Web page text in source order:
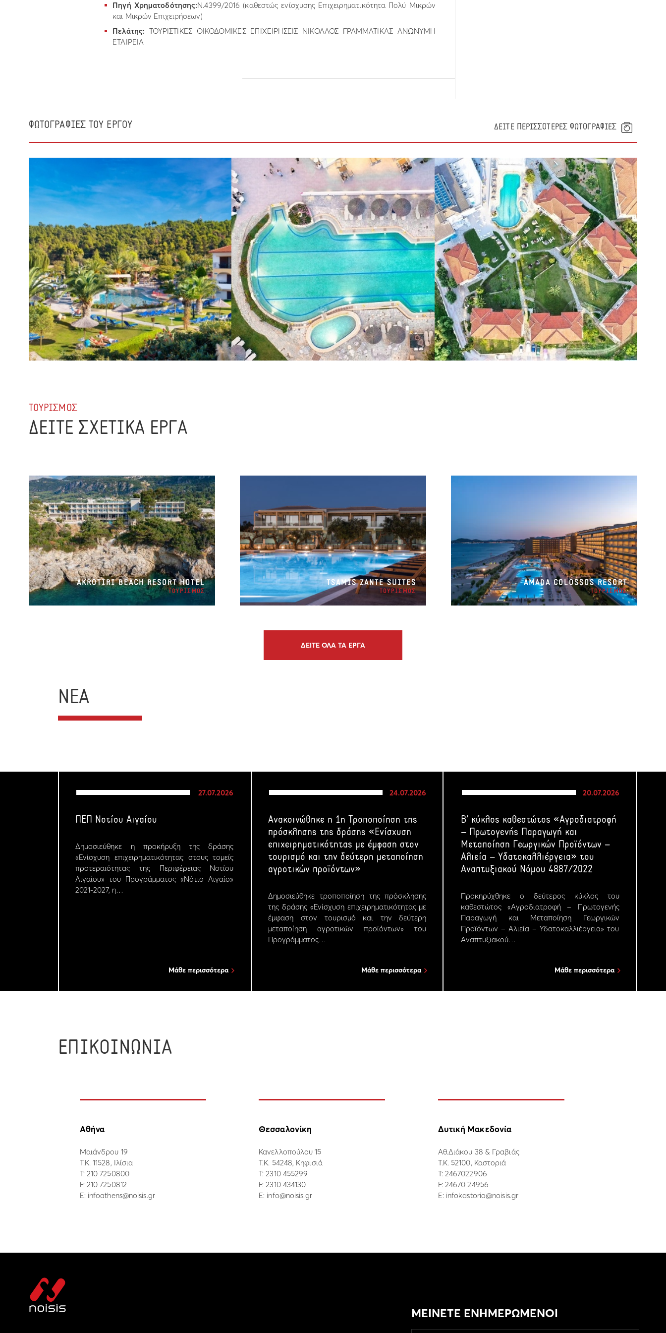
Πηγή Χρηματοδότησης:Ν.4399/2016 (καθεστώς ενίσχυσης Επιχειρηματικότητα Πολύ Μικρών
και Μικρών Επιχειρήσεων)
Πελάτης: ΤΟΥΡΙΣΤΙΚΕΣ ΟΙΚΟΔΟΜΙΚΕΣ ΕΠΙΧΕΙΡΗΣΕΙΣ ΝΙΚΟΛΑΟΣ ΓΡΑΜΜΑΤΙΚΑΣ ΑΝΩΝΥΜΗ
ΕΤΑΙΡΕΙΑ
ΦΩΤΟΓΡΑΦΙΕΣ ΤΟΥ ΕΡΓΟΥ ΔΕΙΤΕ ΠΕΡΙΣΣΟΤΕΡΕΣ ΦΩΤΟΓΡΑΦΙΕΣ
ΤΟΥΡΙΣΜΟΣ
ΔΕΙΤΕ ΣΧΕΤΙΚΑ ΕΡΓΑ
AKROTIRI BEACH RESORT HOTEL
ΤΟΥΡΙΣΜΟΣ
TSAMIS ZANTE SUITES
ΤΟΥΡΙΣΜΟΣ
AMADA COLOSSOS RESORT
ΤΟΥΡΙΣΜΟΣ
ΔΕΙΤΕ ΟΛΑ ΤΑ ΕΡΓΑ
ΝΕΑ
27.07.2026
ΠΕΠ Νοτίου Αιγαίου
Δημοσιεύθηκε η προκήρυξη της δράσης
«Ενίσχυση επιχειρηματικότητας στους τομείς
προτεραιότητας της Περιφέρειας Νοτίου
Αιγαίου» του Προγράμματος «Νότιο Αιγαίο»
2021-2027, η…
Μάθε περισσότερα
24.07.2026
Ανακοινώθηκε η 1η Τροποποίηση της
πρόσκλησης της δράσης «Ενίσχυση
επιχειρηματικότητας με έμφαση στον
τουρισμό και την δεύτερη μεταποίηση
αγροτικών προϊόντων»
Δημοσιεύθηκε τροποποίηση της πρόσκλησης
της δράσης «Ενίσχυση επιχειρηματικότητας με
έμφαση στον τουρισμό και την δεύτερη
μεταποίηση αγροτικών προϊόντων» του
Προγράμματος…
Μάθε περισσότερα
20.07.2026
Β’ κύκλος καθεστώτος «Αγροδιατροφή
– Πρωτογενής Παραγωγή και
Μεταποίηση Γεωργικών Προϊόντων –
Αλιεία – Υδατοκαλλιέργεια» του
Αναπτυξιακού Νόμου 4887/2022
Προκηρύχθηκε ο δεύτερος κύκλος του
καθεστώτος «Αγροδιατροφή – Πρωτογενής
Παραγωγή και Μεταποίηση Γεωργικών
Προϊόντων – Αλιεία – Υδατοκαλλιέργεια» του
Αναπτυξιακού…
Μάθε περισσότερα
ΕΠΙΚΟΙΝΩΝΙΑ
Αθήνα
Μαιάνδρου 19
Τ.Κ. 11528, Ιλίσια
Τ: 210 7250800
F: 210 7250812
E: infoathens@noisis.gr
Θεσσαλονίκη
Κανελλοπούλου 15
Τ.Κ. 54248, Κηφισιά
Τ: 2310 455299
F: 2310 434130
E: info@noisis.gr
Δυτική Μακεδονία
Αθ.Διάκου 38 & Γραβιάς
Τ.Κ. 52100, Καστοριά
Τ: 2467022906
F: 24670 24956
E: infokastoria@noisis.gr
ΜΕΙΝΕΤΕ ΕΝΗΜΕΡΩΜΕΝΟΙ